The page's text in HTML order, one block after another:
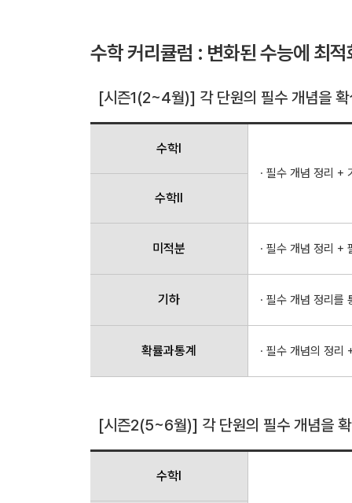
수학 커리큘럼 : 변화된 수능에 최
[시즌1(2~4월)] 각 단원의 필수 개념을 확
수학Ⅰ
· 필수 개념 정리 +
수학Ⅱ
미적분 · 필수 개념 정리 +
기하 · 필수 개념 정리를
확률과통계 · 필수 개념의 정리
[시즌2(5~6월)] 각 단원의 필수 개념을
수학Ⅰ